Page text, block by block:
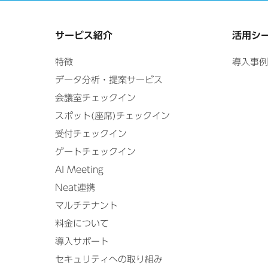
サービス紹介
特徴
データ分析・提案サービス
会議室チェックイン
スポット(座席)チェックイン
受付チェックイン
ゲートチェックイン
AI Meeting
Neat連携
マルチテナント
料金について
導入サポート
セキュリティへの取り組み
活用シ
導入事例